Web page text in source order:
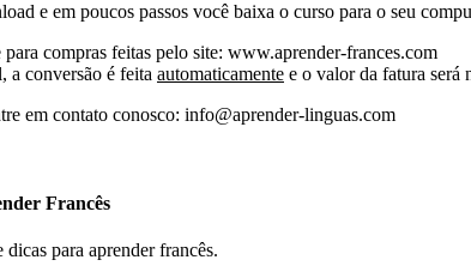
e em poucos passos você baixa o curso para o seu
compras feitas pelo site: www.aprender-frances.com
a conversão é feita automaticamente e o valor da fatura será
em contato conosco: info@aprender-linguas.com
Francês
para aprender francês.